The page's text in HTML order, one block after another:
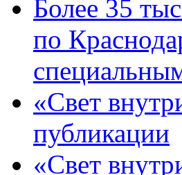
Более 35
по
«Свет
публикации
«Свет